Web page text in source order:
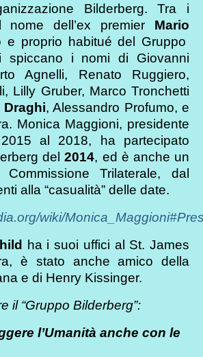
Bilderberg. Tra i
dell’ex premier Mario
e proprio habitué del Gruppo
spiccano i nomi di Giovanni
Agnelli, Renato Ruggiero,
Lilly Gruber, Marco Tronchetti
Draghi, Alessandro Profumo, e
Monica Maggioni, presidente
al 2018, ha partecipato
del2014, ed è anche un
Trilaterale, dal
alla “casualità” delle date.
wiki/
ha i suoi uffici al St. James
è stato anche amico della
e di Henry Kissinger.
il “Gruppo Bilderberg”:
l’Umanità anche con le